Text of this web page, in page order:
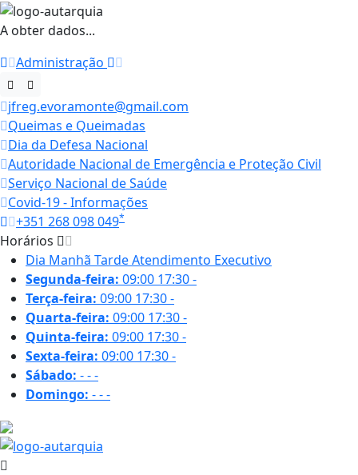
A obter dados...
Administração
jfreg.evoramonte@gmail.com
Queimas e Queimadas
Dia da Defesa Nacional
Autoridade Nacional de Emergência e Proteção Civil
Serviço Nacional de Saúde
Covid-19 - Informações
+351 268 098 049*
Horários
Dia Manhã TardeAtendimento Executivo
Segunda-feira: 09:00 17:30-
Terça-feira: 09:00 17:30-
Quarta-feira: 09:00 17:30-
Quinta-feira: 09:00 17:30-
Sexta-feira: 09:00 17:30-
Sábado: ---
Domingo: ---